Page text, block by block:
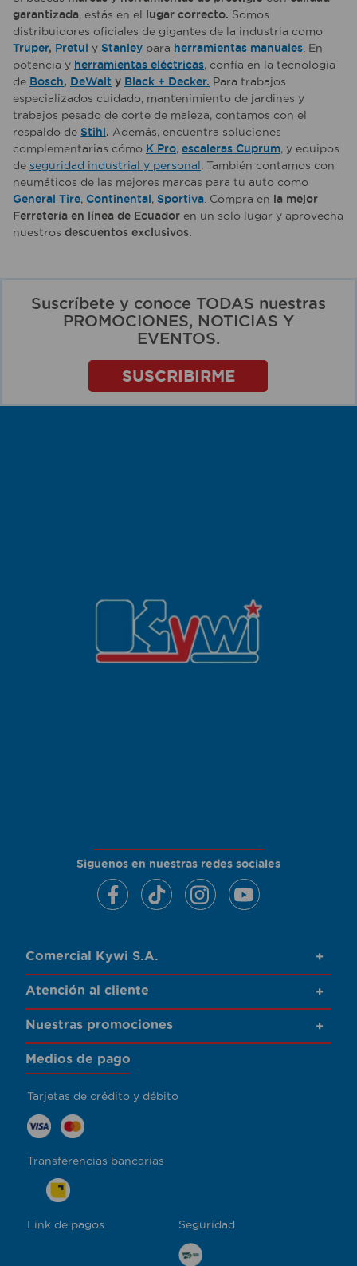
garantizada, estás en el lugar correcto. Somos
distribuidores oficiales de gigantes de la industria como
Truper, Pretul y Stanley para herramientas manuales . En
potencia y herramientas eléctricas, confía en la tecnología
de Bosch, DeWalt y Black + Decker. Para trabajos
especializados cuidado, mantenimiento de jardines y
trabajos pesado de corte de maleza, contamos con el
respaldo de Stihl. Además, encuentra soluciones
complementarias cómo K Pro, escaleras Cuprum, y equipos
de seguridad industrial y personal . También contamos con
neumáticos de las mejores marcas para tu auto como
General Tire, Continental, Sportiva . Compra en la mejor
Ferretería en línea de Ecuador en un solo lugar y aprovecha
nuestros descuentos exclusivos.
Suscríbete y conoce TODAS nuestras
PROMOCIONES, NOTICIAS Y
EVENTOS.
SUSCRIBIRME
Siguenos en nuestras redes sociales
Comercial Kywi S.A. +
Atención al cliente +
Nuestras promociones +
Medios de pago
Tarjetas de crédito y débito
Transferencias bancarias
Link de pagos Seguridad